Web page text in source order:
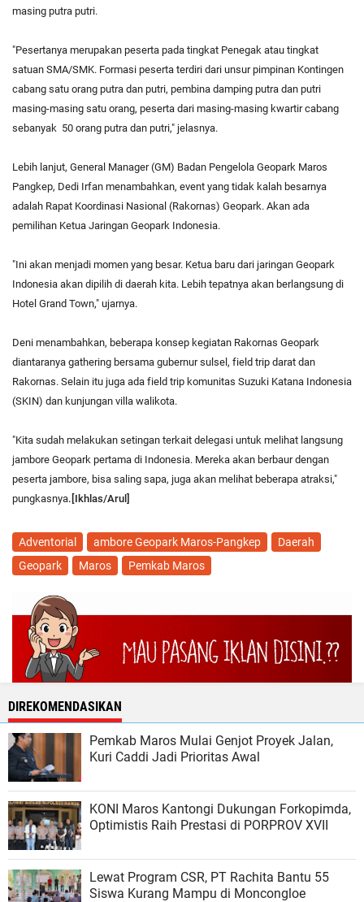
masing putra putri.
"Pesertanya merupakan peserta pada tingkat Penegak atau tingkat
satuan SMA/SMK. Formasi peserta terdiri dari unsur pimpinan Kontingen
cabang satu orang putra dan putri, pembina damping putra dan putri
masing-masing satu orang, peserta dari masing-masing kwartir cabang
sebanyak 50 orang putra dan putri," jelasnya.
Lebih lanjut, General Manager (GM) Badan Pengelola Geopark Maros
Pangkep, Dedi Irfan menambahkan, event yang tidak kalah besarnya
adalah Rapat Koordinasi Nasional (Rakornas) Geopark. Akan ada
pemilihan Ketua Jaringan Geopark Indonesia.
"Ini akan menjadi momen yang besar. Ketua baru dari jaringan Geopark
Indonesia akan dipilih di daerah kita. Lebih tepatnya akan berlangsung di
Hotel Grand Town," ujarnya.
Deni menambahkan, beberapa konsep kegiatan Rakornas Geopark
diantaranya gathering bersama gubernur sulsel, field trip darat dan
Rakornas. Selain itu juga ada field trip komunitas Suzuki Katana Indonesia
(SKIN) dan kunjungan villa walikota.
"Kita sudah melakukan setingan terkait delegasi untuk melihat langsung
jambore Geopark pertama di Indonesia. Mereka akan berbaur dengan
peserta jambore, bisa saling sapa, juga akan melihat beberapa atraksi,"
pungkasnya.[Ikhlas/Arul]
Adventorial ambore Geopark Maros-Pangkep
Daerah
Geopark
Maros Pemkab Maros
DIREKOMENDASIKAN
Pemkab Maros Mulai Genjot Proyek Jalan,
Kuri Caddi Jadi Prioritas Awal
KONI Maros Kantongi Dukungan Forkopimda,
Optimistis Raih Prestasi di PORPROV XVII
Lewat Program CSR, PT Rachita Bantu 55
Siswa Kurang Mampu di Moncongloe